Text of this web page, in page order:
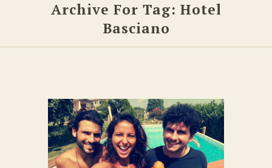
Archive For Tag: Hotel
Basciano